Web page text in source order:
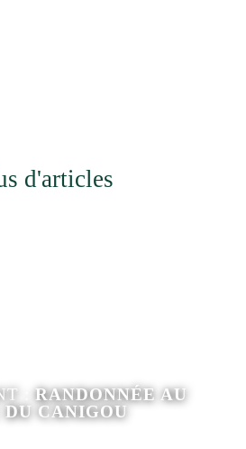
d'articles
: RANDONNÉE AU
DU CANIGOU